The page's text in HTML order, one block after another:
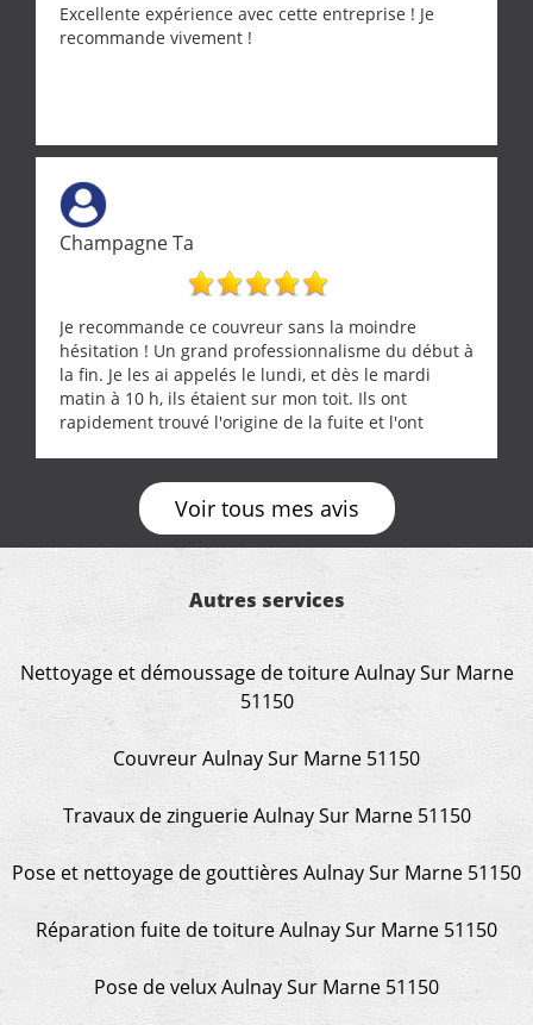
Excellente expérience avec cette entreprise ! Je
recommande vivement !
Champagne Ta
Je recommande ce couvreur sans la moindre
hésitation ! Un grand professionnalisme du début à
la fin. Je les ai appelés le lundi, et dès le mardi
matin à 10 h, ils étaient sur mon toit. Ils ont
rapidement trouvé l'origine de la fuite et l'ont
vraiment rassurant de pouvoir compter sur des
artisans aussi professionnels. Merci encore !
Voir tous mes avis
Autres services
Nettoyage et démoussage de toiture Aulnay Sur Marne
51150
Couvreur Aulnay Sur Marne 51150
Travaux de zinguerie Aulnay Sur Marne 51150
Pose et nettoyage de gouttières Aulnay Sur Marne 51150
Réparation fuite de toiture Aulnay Sur Marne 51150
Pose de velux Aulnay Sur Marne 51150